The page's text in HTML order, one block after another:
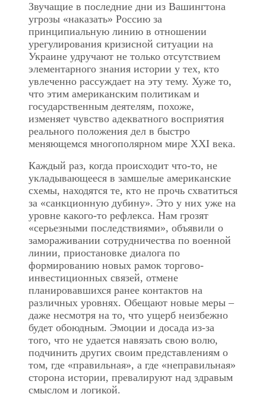
Звучащие в последние дни из Вашингтона
угрозы «наказать» Россию за
принципиальную линию в отношении
урегулирования кризисной ситуации на
Украине удручают не только отсутствием
элементарного знания истории у тех, кто
увлеченно рассуждает на эту тему. Хуже то,
что этим американским политикам и
государственным деятелям, похоже,
изменяет чувство адекватного восприятия
реального положения дел в быстро
меняющемся многополярном мире XXI века.
Каждый раз, когда происходит что-то, не
укладывающееся в замшелые американские
схемы, находятся те, кто не прочь схватиться
за «санкционную дубину». Это у них уже на
уровне какого-то рефлекса. Нам грозят
«серьезными последствиями», объявили о
замораживании сотрудничества по военной
линии, приостановке диалога по
формированию новых рамок торгово-
инвестиционных связей, отмене
планировавшихся ранее контактов на
различных уровнях. Обещают новые меры –
даже несмотря на то, что ущерб неизбежно
будет обоюдным. Эмоции и досада из-за
того, что не удается навязать свою волю,
подчинить других своим представлениям о
том, где «правильная», а где «неправильная»
сторона истории, превалируют над здравым
смыслом и логикой.